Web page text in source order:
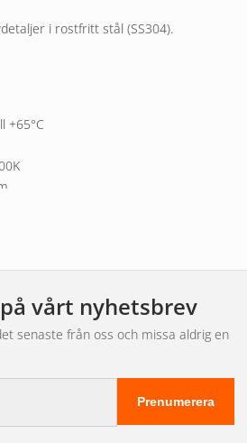
i rostfritt stål (SS304).
+65°C
skruvdetaljer i rostfritt stål (SS304)
lösa ändar.
och uppfyller ECE-R10. Luxtar WL15
filter vilket inte stör ut annan
vårt nyhetsbrev
senaste från oss och missa aldrig en
Prenumerera